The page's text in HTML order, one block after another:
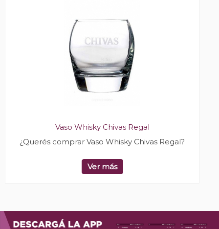
Vaso Whisky Chivas Regal
¿Querés comprar Vaso Whisky Chivas Regal?
Ver más